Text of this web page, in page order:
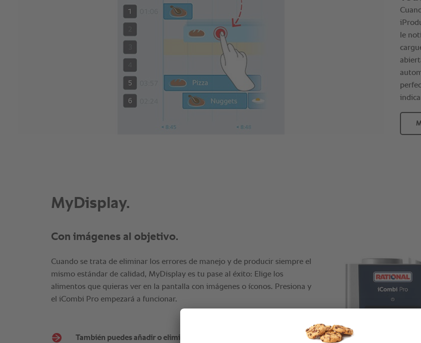
MyDisplay.
Con imágenes al objetivo.
Cuando se trata de eliminar los errores de manejo y de producir siempre el
mismo estándar de calidad, MyDisplay es tu pase al éxito: Elige los
alimentos que quieras ver en la pantalla con imágenes o íconos. Presiona y
el iCombi Pro empezará a funcionar.
También puedes añadir o eliminar recetas con la misma facilidad.